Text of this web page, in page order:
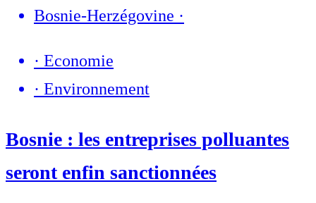
Bosnie-Herzégovine ·
· Economie
· Environnement
Bosnie : les entreprises polluantes
seront enfin sanctionnées